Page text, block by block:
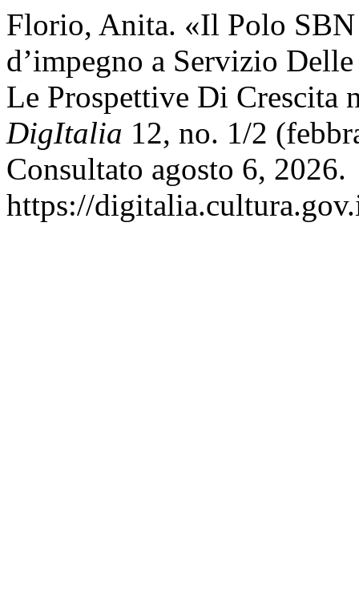
Florio, Anita. «Il Polo
d’impegno a Servizio
Le Prospettive Di Crescita
DigItalia 12, no. 1/2
Consultato agosto 6, 2026.
https://